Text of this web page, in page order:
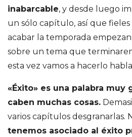
inabarcable, y desde luego
un sólo capítulo, así que
acabar la temporada
sobre un tema que
esta vez vamos a hacerlo
«Éxito» es una palabra muy
caben muchas cosas.
varios capítulos desgranarlas.
tenemos asociado al éxito